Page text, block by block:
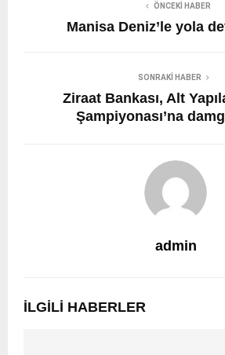
ÖNCEKI HABER
Manisa Deniz’le yola
SONRAKI HABER
Ziraat Bankası, Alt
Şampiyonası’na
admin
İLGILI HABERLER